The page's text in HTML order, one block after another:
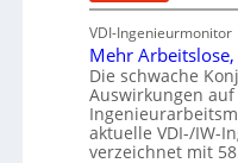
u
n
d
H
y
d
r
n
d
l
a
n
g
l
K
r
o
n
e
s
s
VDI-Ingenieurmonitor
Mehr
Die schwache
Auswirkungen auf
aktuelle VDI-/IW-
verzeichnet mit